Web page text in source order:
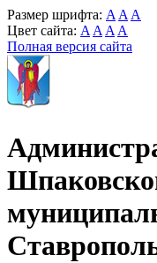
Размер шрифта: A A A
Цвет сайта: A A A A
Полная версия сайта